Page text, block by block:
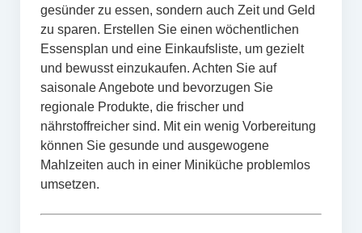
gesünder zu essen, sondern auch Zeit und Geld
zu sparen. Erstellen Sie einen wöchentlichen
Essensplan und eine Einkaufsliste, um gezielt
und bewusst einzukaufen. Achten Sie auf
saisonale Angebote und bevorzugen Sie
regionale Produkte, die frischer und
nährstoffreicher sind. Mit ein wenig Vorbereitung
können Sie gesunde und ausgewogene
Mahlzeiten auch in einer Miniküche problemlos
umsetzen.